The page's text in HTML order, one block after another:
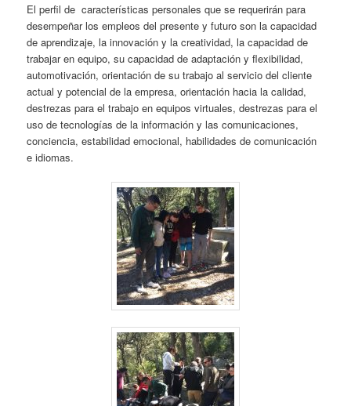
El perfil de características personales que se requerirán para
desempeñar los empleos del presente y futuro son la capacidad
de aprendizaje, la innovación y la creatividad, la capacidad de
trabajar en equipo, su capacidad de adaptación y flexibilidad,
automotivación, orientación de su trabajo al servicio del cliente
actual y potencial de la empresa, orientación hacia la calidad,
destrezas para el trabajo en equipos virtuales, destrezas para el
uso de tecnologías de la información y las comunicaciones,
conciencia, estabilidad emocional, habilidades de comunicación
e idiomas.